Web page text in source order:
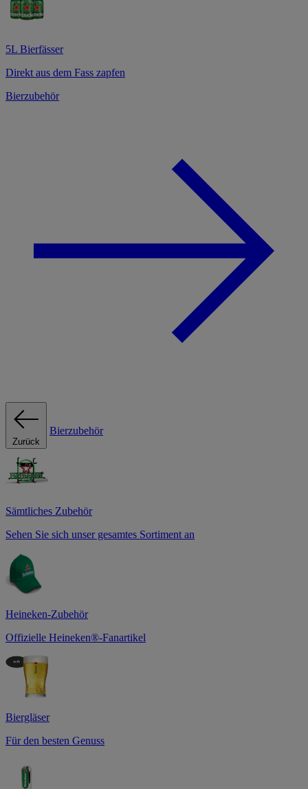
5L Bierfässer
Direkt aus dem Fass zapfen
Bierzubehör
Zurück
Bierzubehör
Sämtliches Zubehör
Sehen Sie sich unser gesamtes Sortiment an
Heineken-Zubehör
Offizielle Heineken®-Fanartikel
Biergläser
Für den besten Genuss